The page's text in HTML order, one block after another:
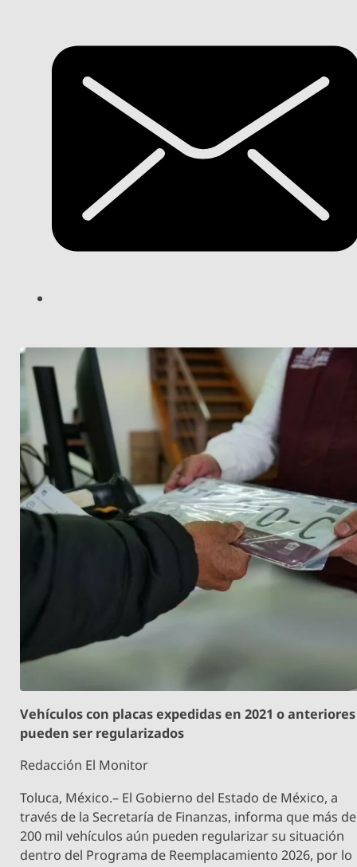
Vehículos con placas expedidas en 2021 o anteriores
pueden ser regularizados
Redacción El Monitor
Toluca, México.– El Gobierno del Estado de México, a
través de la Secretaría de Finanzas, informa que más de
200 mil vehículos aún pueden regularizar su situación
dentro del Programa de Reemplacamiento 2026, por lo